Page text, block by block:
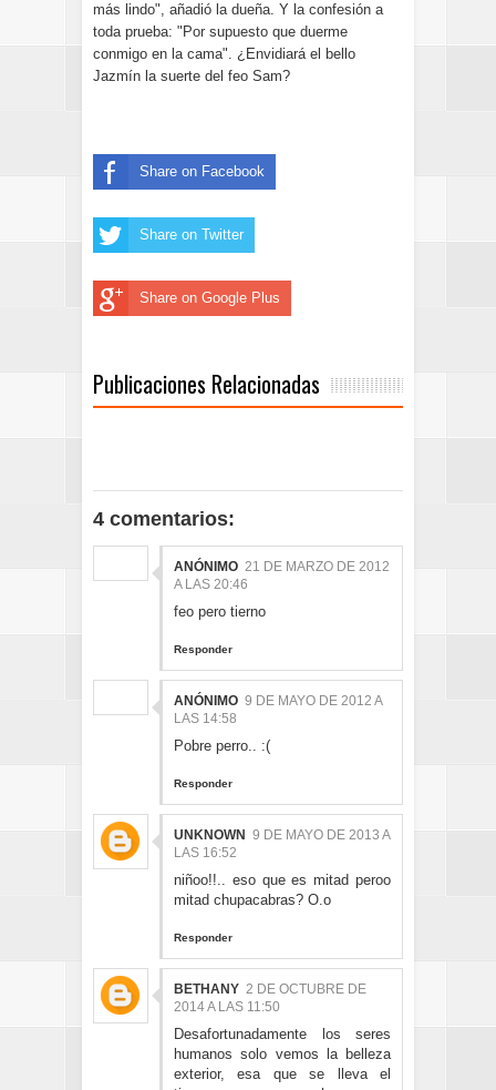
más lindo", añadió la dueña. Y la confesión a
toda prueba: "Por supuesto que duerme
conmigo en la cama". ¿Envidiará el bello
Jazmín la suerte del feo Sam?
Share on Facebook
Share on Twitter
Share on Google Plus
Publicaciones Relacionadas
4 comentarios:
ANÓNIMO 21 DE MARZO DE 2012
A LAS 20:46
feo pero tierno
Responder
ANÓNIMO 9 DE MAYO DE 2012 A
LAS 14:58
Pobre perro.. :(
Responder
UNKNOWN 9 DE MAYO DE 2013 A
LAS 16:52
niñoo!!.. eso que es mitad peroo
mitad chupacabras? O.o
Responder
BETHANY 2 DE OCTUBRE DE
2014 A LAS 11:50
Desafortunadamente los seres
humanos solo vemos la belleza
exterior, esa que se lleva el